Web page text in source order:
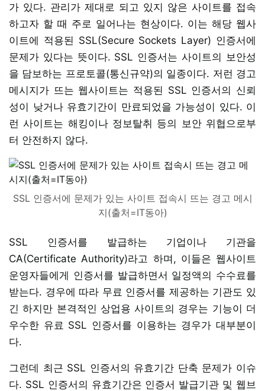
가 있다. 관리가 제대로 되고 있지 않은 사이트를 접속
하고자 할 때 주로 일어나는 현상이다. 이는 해당 웹사
이트에 적용된 SSL(Secure Sockets Layer) 인증서에
문제가 있다는 뜻이다. SSL 인증서는 사이트의 보안성
을 담보하는 프로토콜(통신규약)의 일종이다. 저런 경고
메시지가 뜨는 웹사이트는 적용된 SSL 인증서의 신뢰
성이 낮거나 유효기간이 만료되었을 가능성이 있다. 이
런 사이트는 해킹이나 정보탈취 등의 보안 위협으로부
터 안전하지 않다.
SSL 인증서에 문제가 있는 사이트 접속시 뜨는 경고 메시
지(출처=IT동아)
SSL 인증서를 발급하는 기업이나 기관을
CA(Certificate Authority)라고 하며, 이들은 웹사이트
운영자들에게 인증서를 발급하면서 일정액의 수수료를
받는다. 경우에 따라 무료 인증서를 제공하는 기관도 있
긴 하지만 본격적인 상업용 사이트의 경우는 기능이 더
우수한 유료 SSL 인증서를 이용하는 경우가 대부분이
다.
그런데 최근 SSL 인증서의 유효기간 단축 문제가 이슈
다. SSL 인증서의 유효기간은 인증서 발급기관 및 웹브